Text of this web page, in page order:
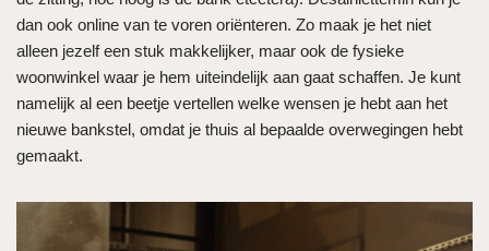
dan ook online van te voren oriënteren. Zo maak je het niet
alleen jezelf een stuk makkelijker, maar ook de fysieke
woonwinkel waar je hem uiteindelijk aan gaat schaffen. Je kunt
namelijk al een beetje vertellen welke wensen je hebt aan het
nieuwe bankstel, omdat je thuis al bepaalde overwegingen hebt
gemaakt.